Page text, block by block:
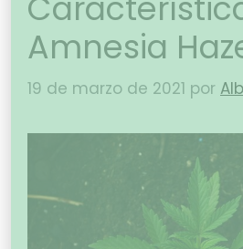
Amnesia
19 de marzo de 2021 por